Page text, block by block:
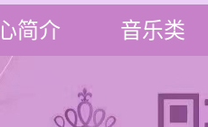
简介 音乐类